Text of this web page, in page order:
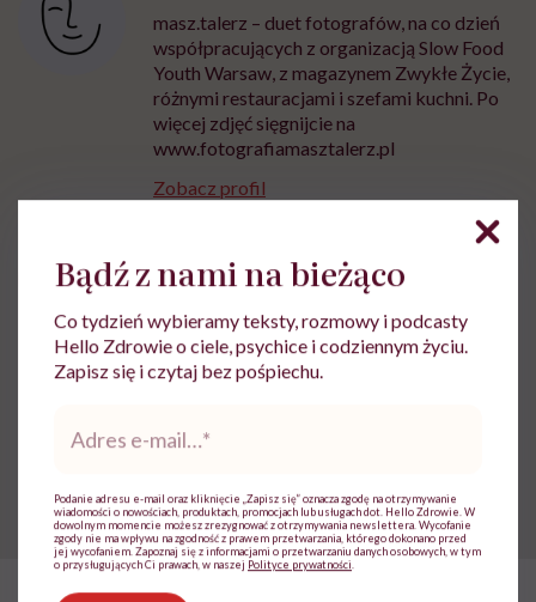
masz.talerz – duet fotografów, na co dzień
współpracujących z organizacją Slow Food
Youth Warsaw, z magazynem Zwykłe Życie,
różnymi restauracjami i szefami kuchni. Po
więcej zdjęć sięgnijcie na
www.fotografiamasztalerz.pl
Zobacz profil
Udostępnij
Powiązane tematy:
Bądź z nami na bieżąco
Co tydzień wybieramy teksty, rozmowy i podcasty
Hello Zdrowie o ciele, psychice i codziennym życiu.
Zapisz się i czytaj bez pośpiechu.
mail*
Podanie adresu e-mail oraz kliknięcie „Zapisz się” oznacza zgodę na otrzymywanie
wiadomości o nowościach, produktach, promocjach lub usługach dot. Hello Zdrowie. W
dowolnym momencie możesz zrezygnować z otrzymywania newslettera. Wycofanie
zgody nie ma wpływu na zgodność z prawem przetwarzania, którego dokonano przed
jej wycofaniem. Zapoznaj się z informacjami o przetwarzaniu danych osobowych, w tym
o przysługujących Ci prawach, w naszej Polityce prywatności